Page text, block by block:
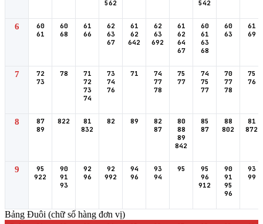
562 542
6
60
61
60
68
61
66
62
63
67
61
62
642
62
63
692
61
62
64
67
60
61
63
68
60
63
61
69
7
72
73
78
71
72
73
74
73
74
76
71
74
77
78
75
77
74
75
77
70
77
78
75
76
8
87
89
822
81
832
82 89
82
87
80
88
89
842
85
87
88
802
81
872
9
95
922
90
91
93
92
96
92
992
94
96
93
94
95
95
96
912
90
91
95
96
93
99
Bảng Đuôi (chữ số hàng đơn vị)